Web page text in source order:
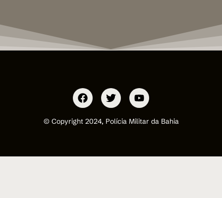
© Copyright 2024, Polícia Militar da Bahia